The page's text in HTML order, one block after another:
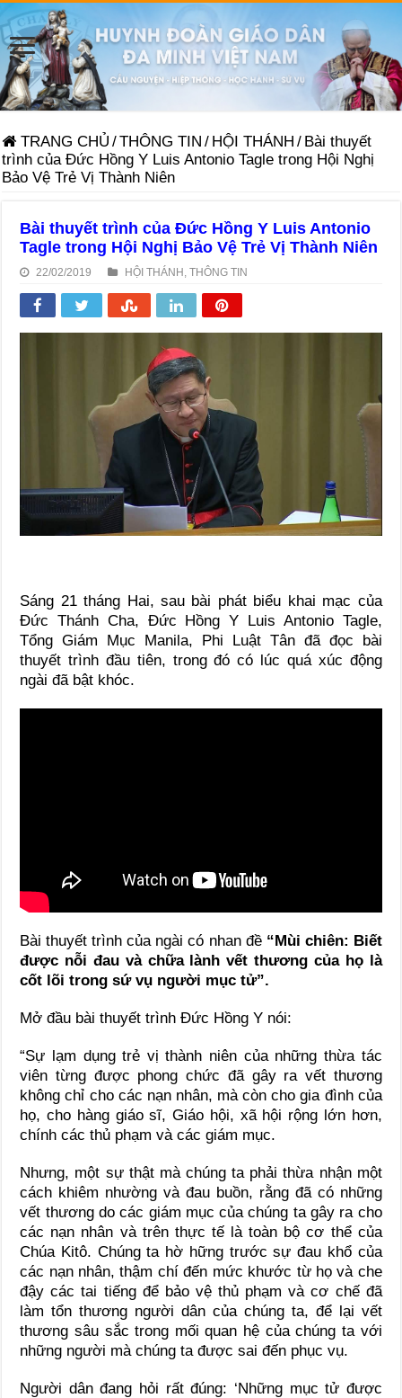
TRANG CHỦ /THÔNG TIN / HỘI THÁNH / Bài thuyết
trình của Đức Hồng Y Luis Antonio Tagle trong Hội Nghị
Bảo Vệ Trẻ Vị Thành Niên
Bài thuyết trình của Đức Hồng Y Luis Antonio
Tagle trong Hội Nghị Bảo Vệ Trẻ Vị Thành Niên
22/02/2019 HỘI THÁNH ,THÔNG TIN
Sáng 21 tháng Hai, sau bài phát biểu khai mạc của
Đức Thánh Cha, Đức Hồng Y Luis Antonio Tagle,
Tổng Giám Mục Manila, Phi Luật Tân đã đọc bài
thuyết trình đầu tiên, trong đó có lúc quá xúc động
ngài đã bật khóc.
Bài thuyết trình của ngài có nhan đề “Mùi chiên: Biết
được nỗi đau và chữa lành vết thương của họ là
cốt lõi trong sứ vụ người mục tử”.
Mở đầu bài thuyết trình Đức Hồng Y nói:
“Sự lạm dụng trẻ vị thành niên của những thừa tác
viên từng được phong chức đã gây ra vết thương
không chỉ cho các nạn nhân, mà còn cho gia đình của
họ, cho hàng giáo sĩ, Giáo hội, xã hội rộng lớn hơn,
chính các thủ phạm và các giám mục.
Nhưng, một sự thật mà chúng ta phải thừa nhận một
cách khiêm nhường và đau buồn, rằng đã có những
vết thương do các giám mục của chúng ta gây ra cho
các nạn nhân và trên thực tế là toàn bộ cơ thể của
Chúa Kitô. Chúng ta hờ hững trước sự đau khổ của
các nạn nhân, thậm chí đến mức khước từ họ và che
đậy các tai tiếng để bảo vệ thủ phạm và cơ chế đã
làm tổn thương người dân của chúng ta, để lại vết
thương sâu sắc trong mối quan hệ của chúng ta với
những người mà chúng ta được sai đến phục vụ.
Người dân đang hỏi rất đúng: ‘Những mục tử được